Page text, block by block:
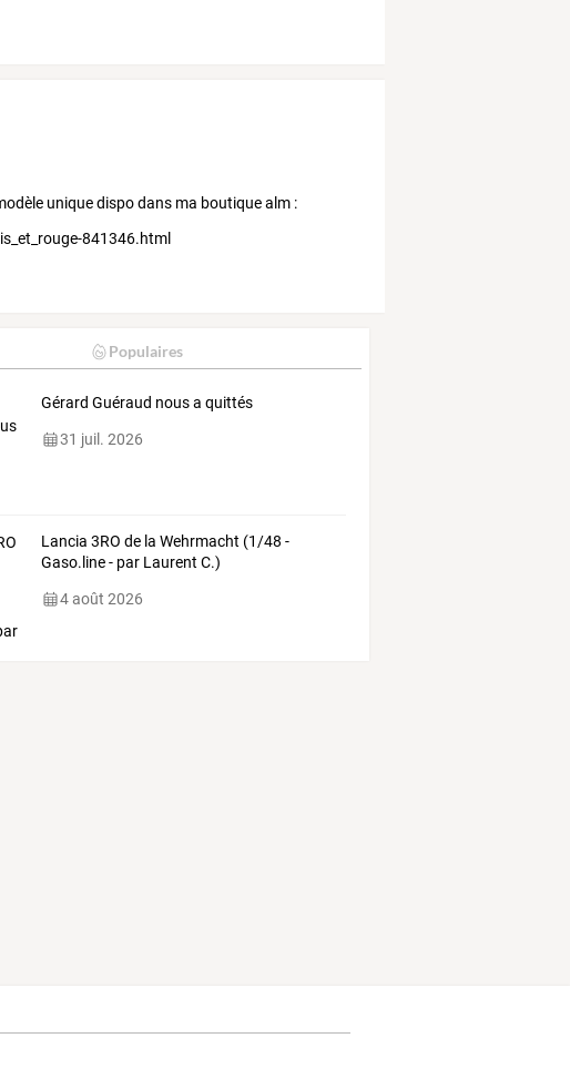
unique dispo dans ma boutique alm :
841346.html
Populaires
Gérard Guéraud nous a quittés
31 juil. 2026
Lancia 3RO de la Wehrmacht (1/48 -
Gaso.line - par Laurent C.)
4 août 2026